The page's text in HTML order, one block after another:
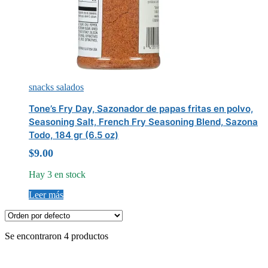
snacks salados
Tone’s Fry Day, Sazonador de papas fritas en polvo,
Seasoning Salt, French Fry Seasoning Blend, Sazona
Todo, 184 gr (6.5 oz)
$9.00
Hay 3 en stock
Leer más
Se encontraron 4 productos